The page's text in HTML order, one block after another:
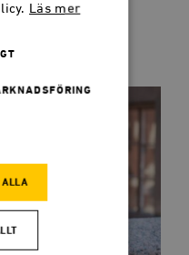
Läs mer
ALLA